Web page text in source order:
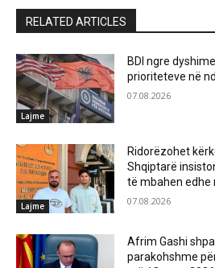
RELATED ARTICLES
Lajme
BDI ngre
prioriteteve në
07.08.2026
Lajme
Ridorëzohet
Shqiptarë
të mbahen edhe
07.08.2026
Afrim Gashi
parakohshme